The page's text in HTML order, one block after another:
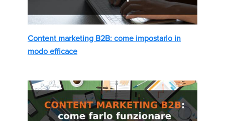
Content marketing B2B: come impostarlo in
modo efficace